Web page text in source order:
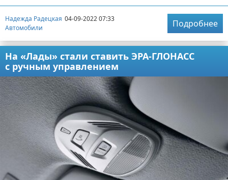
Надежда Радецкая 04-09-2022 07:33
Автомобили
Подробнее
На «Лады» стали ставить ЭРА-ГЛОНАСС
с ручным управлением